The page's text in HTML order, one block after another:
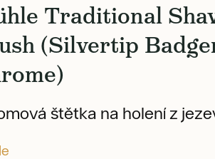
Traditional
(Silvertip
štětka na holení z